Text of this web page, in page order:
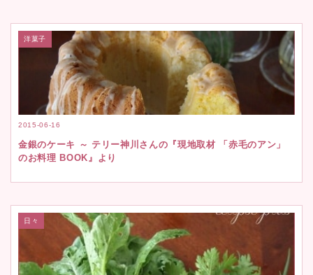
2015-06-16
洋菓子
金銀のケーキ ～ テリー神川さんの『現地取材 「赤毛のアン」
のお料理 BOOK』より
日々